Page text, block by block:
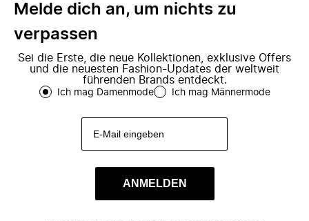
Melde dich an, um nichts zu
verpassen
Sei die Erste, die neue Kollektionen, exklusive Offers
und die neuesten Fashion-Updates der weltweit
führenden Brands entdeckt.
Ich mag Damenmode Ich mag Männermode
ANMELDEN